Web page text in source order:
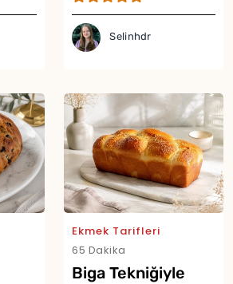
Selinhdr
Ekmek Tarifleri
65 Dakika
Biga Tekniğiyle